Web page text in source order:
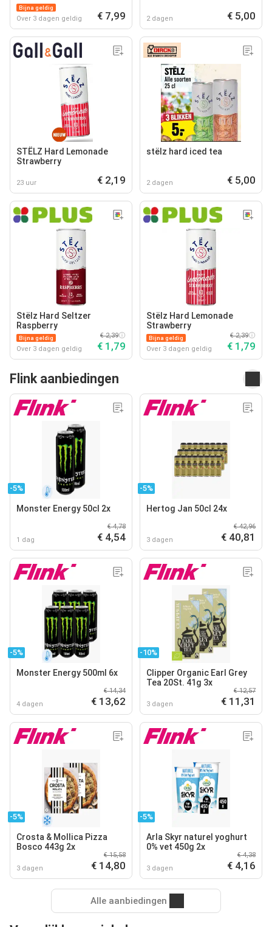
Bijna geldig
Over 3 dagen geldig € 7,99 2 dagen € 5,00
STËLZ Hard Lemonade
Strawberry
23 uur € 2,19
stëlz hard iced tea
2 dagen € 5,00
Stëlz Hard Seltzer
Raspberry
Bijna geldig
Over 3 dagen geldig
€ 2,39
€ 1,79
Stëlz Hard Lemonade
Strawberry
Bijna geldig
Over 3 dagen geldig
€ 2,39
€ 1,79
Flink aanbiedingen
-5%
Monster Energy 50cl 2x
1 dag
€ 4,78
€ 4,54
-5%
Hertog Jan 50cl 24x
3 dagen
€ 42,96
€ 40,81
-5%
Monster Energy 500ml 6x
4 dagen
€ 14,34
€ 13,62
-10%
Clipper Organic Earl Grey
Tea 20St. 41g 3x
3 dagen
€ 12,57
€ 11,31
-5%
Crosta & Mollica Pizza
Bosco 443g 2x
3 dagen
€ 15,58
€ 14,80
-5%
Arla Skyr naturel yoghurt
0% vet 450g 2x
3 dagen
€ 4,38
€ 4,16
Alle aanbiedingen